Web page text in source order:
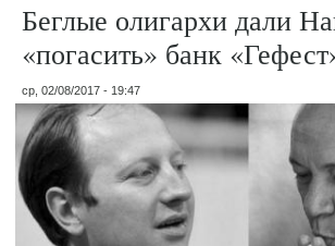
Беглые олигархи дали
«погасить» банк
ср, 02/08/2017 - 19:47